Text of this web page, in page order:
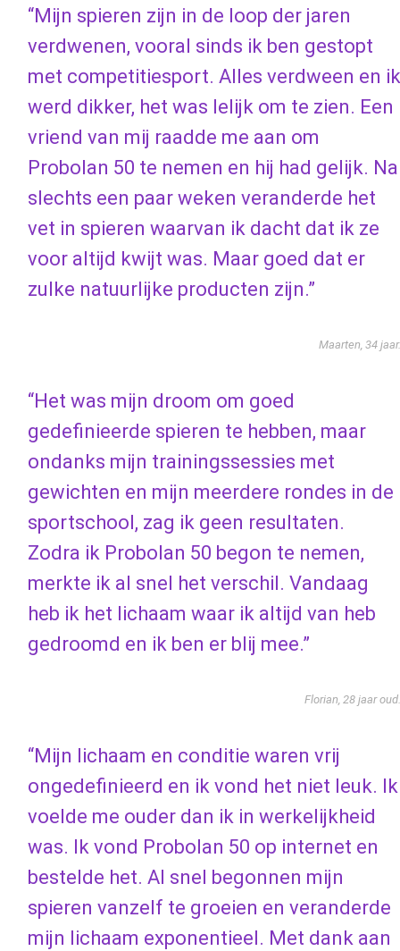
“Mijn spieren zijn in de loop der jaren
verdwenen, vooral sinds ik ben gestopt
met competitiesport. Alles verdween en ik
werd dikker, het was lelijk om te zien. Een
vriend van mij raadde me aan om
Probolan 50 te nemen en hij had gelijk. Na
slechts een paar weken veranderde het
vet in spieren waarvan ik dacht dat ik ze
voor altijd kwijt was. Maar goed dat er
zulke natuurlijke producten zijn.”
Maarten, 34 jaar.
“Het was mijn droom om goed
gedefinieerde spieren te hebben, maar
ondanks mijn trainingssessies met
gewichten en mijn meerdere rondes in de
sportschool, zag ik geen resultaten.
Zodra ik Probolan 50 begon te nemen,
merkte ik al snel het verschil. Vandaag
heb ik het lichaam waar ik altijd van heb
gedroomd en ik ben er blij mee.”
Florian, 28 jaar oud.
“Mijn lichaam en conditie waren vrij
ongedefinieerd en ik vond het niet leuk. Ik
voelde me ouder dan ik in werkelijkheid
was. Ik vond Probolan 50 op internet en
bestelde het. Al snel begonnen mijn
spieren vanzelf te groeien en veranderde
mijn lichaam exponentieel. Met dank aan